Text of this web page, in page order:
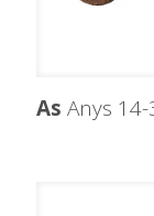
As Anys 14-